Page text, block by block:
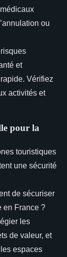
ou
et
Vérifiez
activités et
pour la
touristiques
une sécurité
de sécuriser
en France ?
les
de valeur, et
espaces